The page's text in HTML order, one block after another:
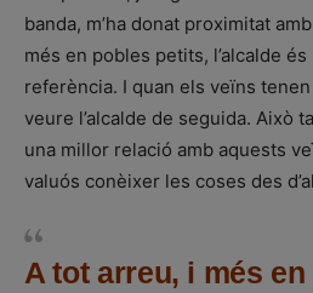
banda, m’ha donat proximitat
més en pobles petits, l’alcalde
referència. I quan els veïns
veure l’alcalde de seguida. Això
una millor relació amb aquests
valuós conèixer les coses des
A tot arreu, i més